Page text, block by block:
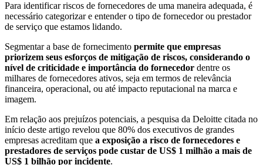
Para identificar riscos de fornecedores de uma maneira adequada, é
necessário categorizar e entender o tipo de fornecedor ou prestador
de serviço que estamos lidando.
Segmentar a base de fornecimento permite que empresas
priorizem seus esforços de mitigação de riscos, considerando o
nível de criticidade e importância do fornecedor dentre os
milhares de fornecedores ativos, seja em termos de relevância
financeira, operacional, ou até impacto reputacional na marca e
imagem.
Em relação aos prejuízos potenciais, a pesquisa da Deloitte citada no
início deste artigo revelou que 80% dos executivos de grandes
empresas acreditam que a exposição a risco de fornecedores e
prestadores de serviços pode custar de US$ 1 milhão a mais de
US$ 1 bilhão por incidente.